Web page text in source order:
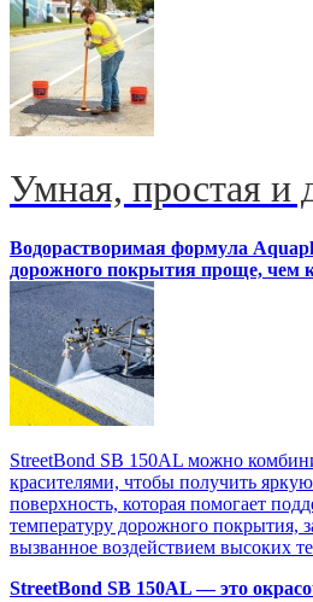
Умная, простая и
Водорастворимая формула
дорожного покрытия проще, чем
StreetBond SB 150AL можно
красителями, чтобы получить
поверхность, которая помогает
температуру дорожного покрытия,
вызванное воздействием высоких
StreetBond SB 150AL — это